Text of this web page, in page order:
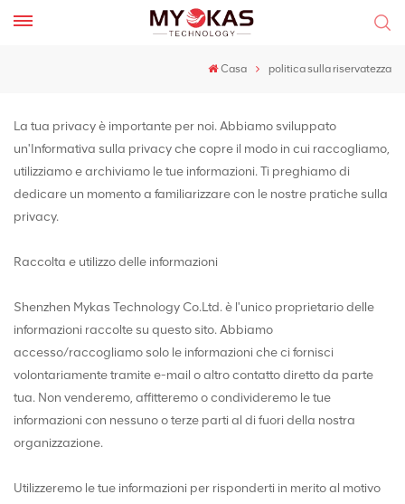
Casa politica sulla riservatezza
La tua privacy è importante per noi. Abbiamo sviluppato
un'Informativa sulla privacy che copre il modo in cui raccogliamo,
utilizziamo e archiviamo le tue informazioni. Ti preghiamo di
dedicare un momento a familiarizzare con le nostre pratiche sulla
privacy.
Raccolta e utilizzo delle informazioni
Shenzhen Mykas Technology Co.Ltd. è l'unico proprietario delle
informazioni raccolte su questo sito. Abbiamo
accesso/raccogliamo solo le informazioni che ci fornisci
volontariamente tramite e-mail o altro contatto diretto da parte
tua. Non venderemo, affitteremo o condivideremo le tue
informazioni con nessuno o terze parti al di fuori della nostra
organizzazione.
Utilizzeremo le tue informazioni per risponderti in merito al motivo